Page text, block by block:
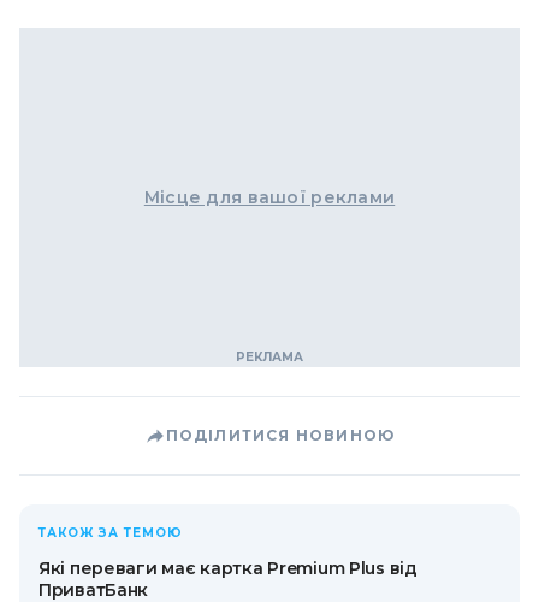
Місце для вашої реклами
ПОДІЛИТИСЯ НОВИНОЮ
ТАКОЖ ЗА ТЕМОЮ
Які переваги має картка Premium Plus від
ПриватБанк